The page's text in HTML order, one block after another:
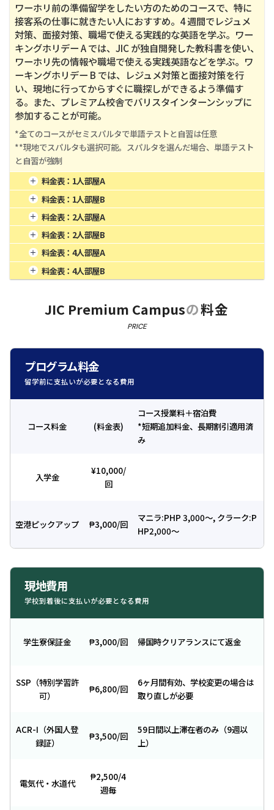
ワーホリ前の準備留学をしたい方のためのコースで、特に
接客系の仕事に就きたい人におすすめ。4 週間でレジュメ
対策、面接対策、職場で使える実践的な英語を学ぶ。ワー
キングホリデー A では、JIC が独自開発した教科書を使い、
ワーホリ先の情報や職場で使える実践英語などを学ぶ。ワ
ーキングホリデー B では、レジュメ対策と面接対策を行
い、現地に行ってからすぐに職探しができるよう準備す
る。また、プレミアム校舎でバリスタインターンシップに
参加することが可能。
*全てのコースがセミスパルタで単語テストと自習は任意
**現地でスパルタも選択可能。スパルタを選んだ場合、単語テスト
と自習が強制
料金表： 1人部屋A
1週間
84,500
2週間
156,000
3週間
214,500
4週間
8週間
520,000
12週間
780,000
20週間
1,300,000
24週間
1,560,000
料金表： 1人部屋B
1週間
82,875
2週間
153,000
3週間
210,375
8週間
510,000
12週間
765,000
20週間
1,275,000
24週間
1,530,000
料金表： 2人部屋A
1週間
68,250
2週間
126,000
3週間
173,250
4週間
8週間
420,000
12週間
630,000
20週間
1,050,000
24週間
1,260,000
料金表： 2人部屋B
1週間
66,625
2週間
123,000
3週間
169,125
4週間
8週間
410,000
12週間
615,000
20週間
1,025,000
24週間
1,230,000
料金表： 4人部屋A
1週間
61,750
2週間
114,000
4週間
8週間
380,000
20週間
950,000
料金表： 4人部屋B
152,625
12週間
555,000
24週間
JIC Premium Campusの料金
PRICE
プログラム料金
留学前に支払いが必要となる費用
コース料金 (料金表)
コース授業料＋宿泊費
*短期追加料金、長期割引適用済
み
入学金
¥10,000/
回
空港ピックアップ ₱3,000/回
マニラ:PHP 3,000〜, クラーク:P
HP2,000〜
現地費用
学校到着後に支払いが必要となる費用
学生寮保証金 ₱3,000/回 帰国時クリアランスにて返金
SSP（特別学習許
可）
₱6,800/回
6ヶ月間有効、学校変更の場合は
取り直しが必要
ACR-I（外国人登
録証）
₱3,500/回
59日間以上滞在者のみ（9週以
上）
電気代・水道代
₱2,500/4
週毎